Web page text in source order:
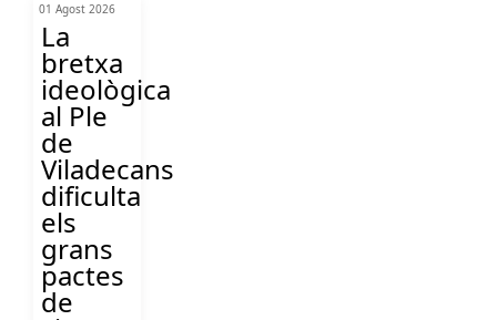
01 Agost 2026
La
bretxa
ideològica
al Ple
de
Viladecans
dificulta
els
grans
pactes
de